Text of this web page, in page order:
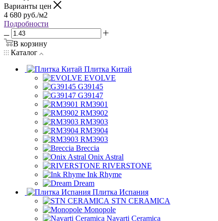
Варианты цен
4 680 руб./м2
Подробности
В корзину
Каталог
Плитка Китай
EVOLVE
G39145
G39147
RM3901
RM3902
RM3903
RM3904
RM3903
Breccia
Onix Astral
RIVERSTONE
Ink Rhyme
Dream
Плитка Испания
STN CERAMICA
Monopole
Navarti Ceramica